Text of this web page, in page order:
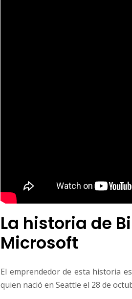
La historia de
Microsoft
El emprendedor de esta historia es
quien nació en Seattle el 28 de